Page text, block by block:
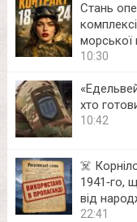
Стань
морської
10:30
хто
10:42
☠️
1941‑го,
від
22:41